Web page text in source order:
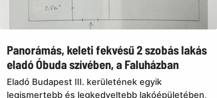
Panorámás, keleti fekvésű 2 szobás lakás
eladó Óbuda szívében, a Faluházban
Eladó Budapest III. kerületének egyik
legismertebb és legkedveltebb lakóépületében,